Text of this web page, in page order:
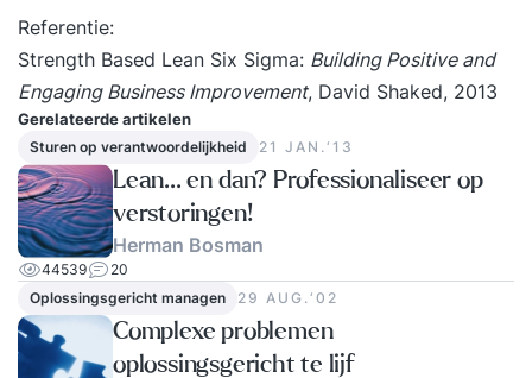
Referentie:
Strength Based Lean Six Sigma: Building Positive and
Engaging Business Improvement, David Shaked, 2013
Gerelateerde artikelen
Sturen op verantwoordelijkheid 21 JAN.‘13
Lean... en dan? Professionaliseer op
verstoringen!
Herman Bosman
44539
20
Oplossingsgericht managen
29 AUG.‘02
Complexe problemen
oplossingsgericht te lijf